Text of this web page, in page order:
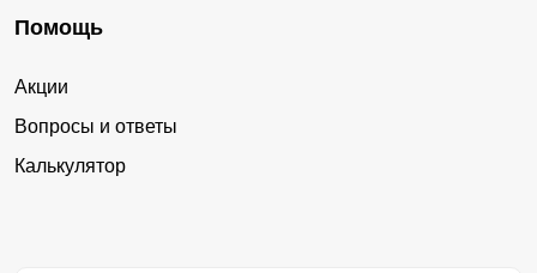
Помощь
Акции
Вопросы и ответы
Калькулятор